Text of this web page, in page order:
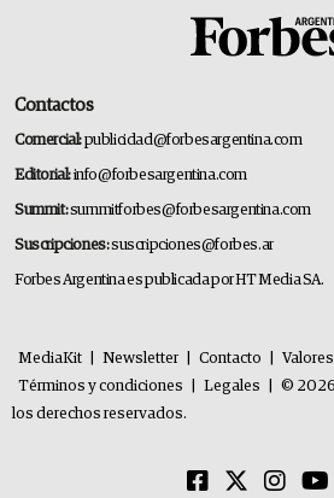
Contactos
Comercial:publicidad@forbesargentina.com
Editorial:info@forbesargentina.com
Summit:summitforbes@forbesargentina.com
Suscripciones:suscripciones@forbes.ar
Forbes Argentina es publicada por HT Media SA.
MediaKit Newsletter Contacto
Términos y condiciones
Legales
©
los derechos reservados.